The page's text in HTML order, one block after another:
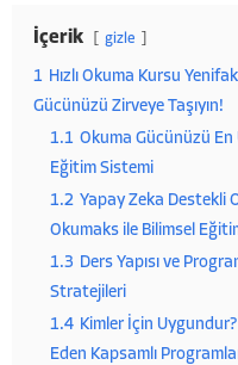
İçerik gizle
1 Hızlı Okuma Kursu
Gücünüzü Zirveye Taşıyın!
1.1 Okuma Gücünüzü En
Eğitim Sistemi
1.2 Yapay Zeka Destekli
Okumaks ile Bilimsel
1.3 Ders Yapısı ve
Stratejileri
1.4 Kimler İçin
Eden Kapsamlı